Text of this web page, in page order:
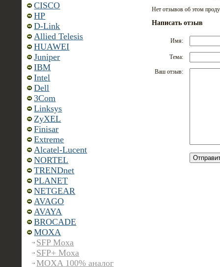
CISCO
HP
D-Link
Allied Telesis
HUAWEI
Juniper
IBM
Intel
Dell
3Com
Linksys
ZyXEL
Finisar
Extreme
Alcatel-Lucent
NORTEL
TRENDnet
PLANET
NETGEAR
AVAGO
AVAYA
BROCADE
MOXA
SFP Moxa
SFP+ Moxa
MOXA 100% аналог
Нет отзывов об этом
Написать отзыв
Имя:
Тема:
Ваш отзыв: